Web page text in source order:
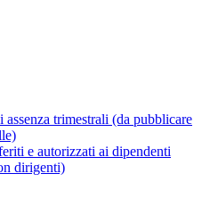
assenza trimestrali (da pubblicare
e autorizzati ai dipendenti
dirigenti)